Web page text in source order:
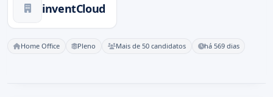
inventCloud
Home Office Pleno Mais de 50 candidatos há 569 dias